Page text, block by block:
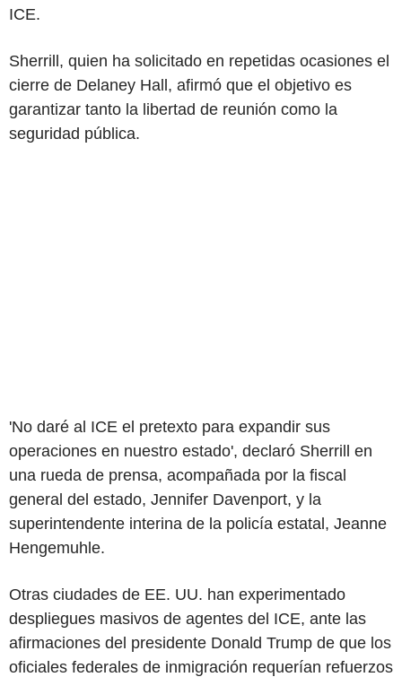
ICE.
Sherrill, quien ha solicitado en repetidas ocasiones el
cierre de Delaney Hall, afirmó que el objetivo es
garantizar tanto la libertad de reunión como la
seguridad pública.
'No daré al ICE el pretexto para expandir sus
operaciones en nuestro estado', declaró Sherrill en
una rueda de prensa, acompañada por la fiscal
general del estado, Jennifer Davenport, y la
superintendente interina de la policía estatal, Jeanne
Hengemuhle.
Otras ciudades de EE. UU. han experimentado
despliegues masivos de agentes del ICE, ante las
afirmaciones del presidente Donald Trump de que los
oficiales federales de inmigración requerían refuerzos